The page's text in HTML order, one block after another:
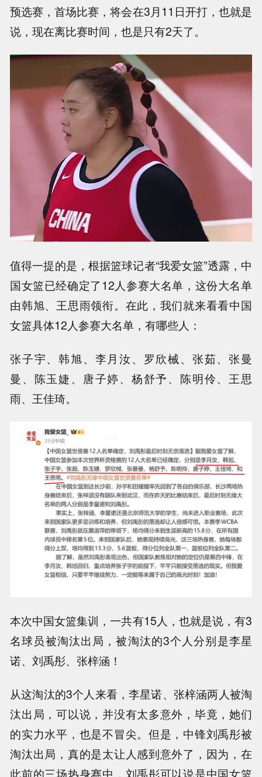
预选赛，首场比赛，将会在3月11日开打，也就是
说，现在离比赛时间，也是只有2天了。
值得一提的是，根据篮球记者“我爱女篮”透露，中
国女篮已经确定了12人参赛大名单，这份大名单
由韩旭、王思雨领衔。在此，我们就来看看中国
女篮具体12人参赛大名单，有哪些人：
张子宇、韩旭、李月汝、罗欣械、张茹、张曼
曼、陈玉婕、唐子婷、杨舒予、陈明伶、王思
雨、王佳琦。
本次中国女篮集训，一共有15人，也就是说，有3
名球员被淘汰出局，被淘汰的3个人分别是李星
诺、刘禹彤、张梓涵！
从这淘汰的3个人来看，李星诺、张梓涵两人被淘
汰出局，可以说，并没有太多意外，毕竟，她们
的实力水平，也是不冒尖。但是，中锋刘禹彤被
淘汰出局，真的是太让人感到意外了，因为，在
此前的三场热身赛中，刘禹彤可以说是中国女篮